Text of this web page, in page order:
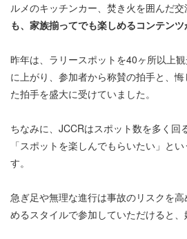
ルメのキッチンカー、焚き火を囲んだ交
も、家族揃ってでも楽しめるコンテン
昨年は、ラリースポットを40ヶ所以上
に上がり、参加者から称賛の拍手と、
た拍手を盛大に受けていました。
ちなみに、JCCRはスポット数を多く回
「スポットを楽しんでもらいたい」と
す。
急ぎ足や無理な進行は事故のリスクを
めるスタイルで参加していただけると、